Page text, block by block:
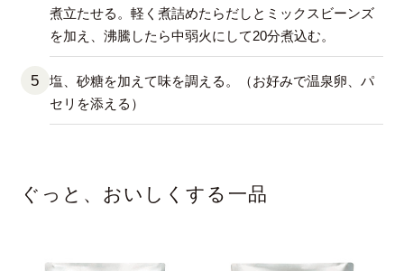
煮立たせる。軽く煮詰めたらだしとミックスビーンズ
を加え、沸騰したら中弱火にして20分煮込む。
塩、砂糖を加えて味を調える。（お好みで温泉卵、パ
セリを添える）
ぐっと、おいしくする一品